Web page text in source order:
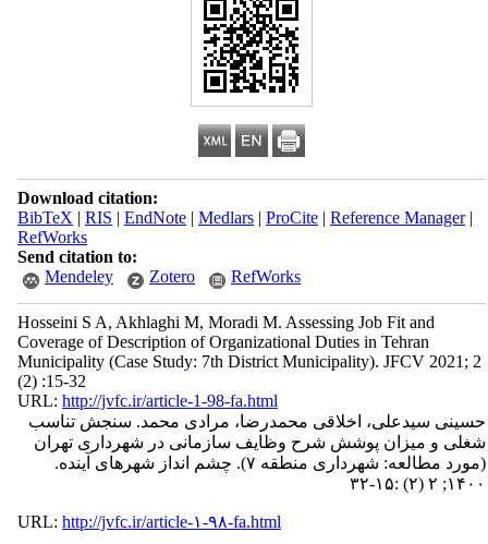
Download citation:
BibTeX | RIS | EndNote| Medlars| ProCite| Reference Manager|
RefWorks
Send citation to:
Mendeley
Zotero RefWorks
Hosseini S A, Akhlaghi M, Moradi M. Assessing Job Fit and
Coverage of Description of Organizational Duties in Tehran
Municipality (Case Study: 7th District Municipality). JFCV 2021; 2
(2) :15-32
URL: http://jvfc.ir/article-1-98-fa.html
حسینی سیدعلی، اخلاقی محمدرضا، مرادی محمد. سنجش تناسب
شغلی و میزان پوشش شرح وظایف سازمانی در شهرداری تهران
(مورد مطالعه: شهرداری منطقه ۷). چشم انداز شهرهای آینده.
۱۴۰۰; ۲ (۲) :۱۵-۳۲
URL: http://jvfc.ir/article-۱-۹۸-fa.html